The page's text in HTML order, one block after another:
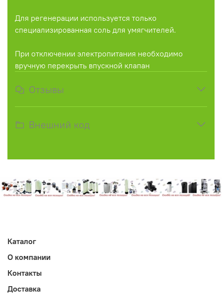
Для регенерации используется только
специализированная соль для умягчителей.
При отключении электропитания необходимо
вручную перекрыть впускной клапан
Отзывы
Внешний код
Каталог
О компании
Контакты
Доставка